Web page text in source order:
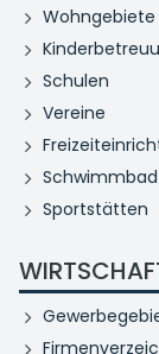
Wohngebiete
Schulen
Vereine
Schwimmbad
Sportstätten